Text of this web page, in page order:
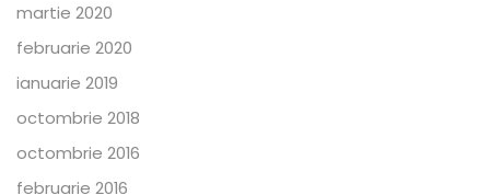
martie 2020
februarie 2020
ianuarie 2019
octombrie 2018
octombrie 2016
februarie 2016